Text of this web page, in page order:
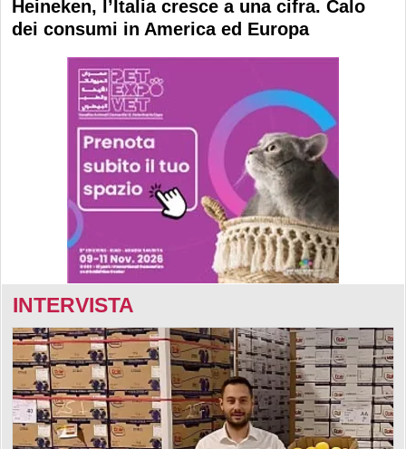
Heineken, l’Italia cresce a una cifra. Calo
dei consumi in America ed Europa
INTERVISTA